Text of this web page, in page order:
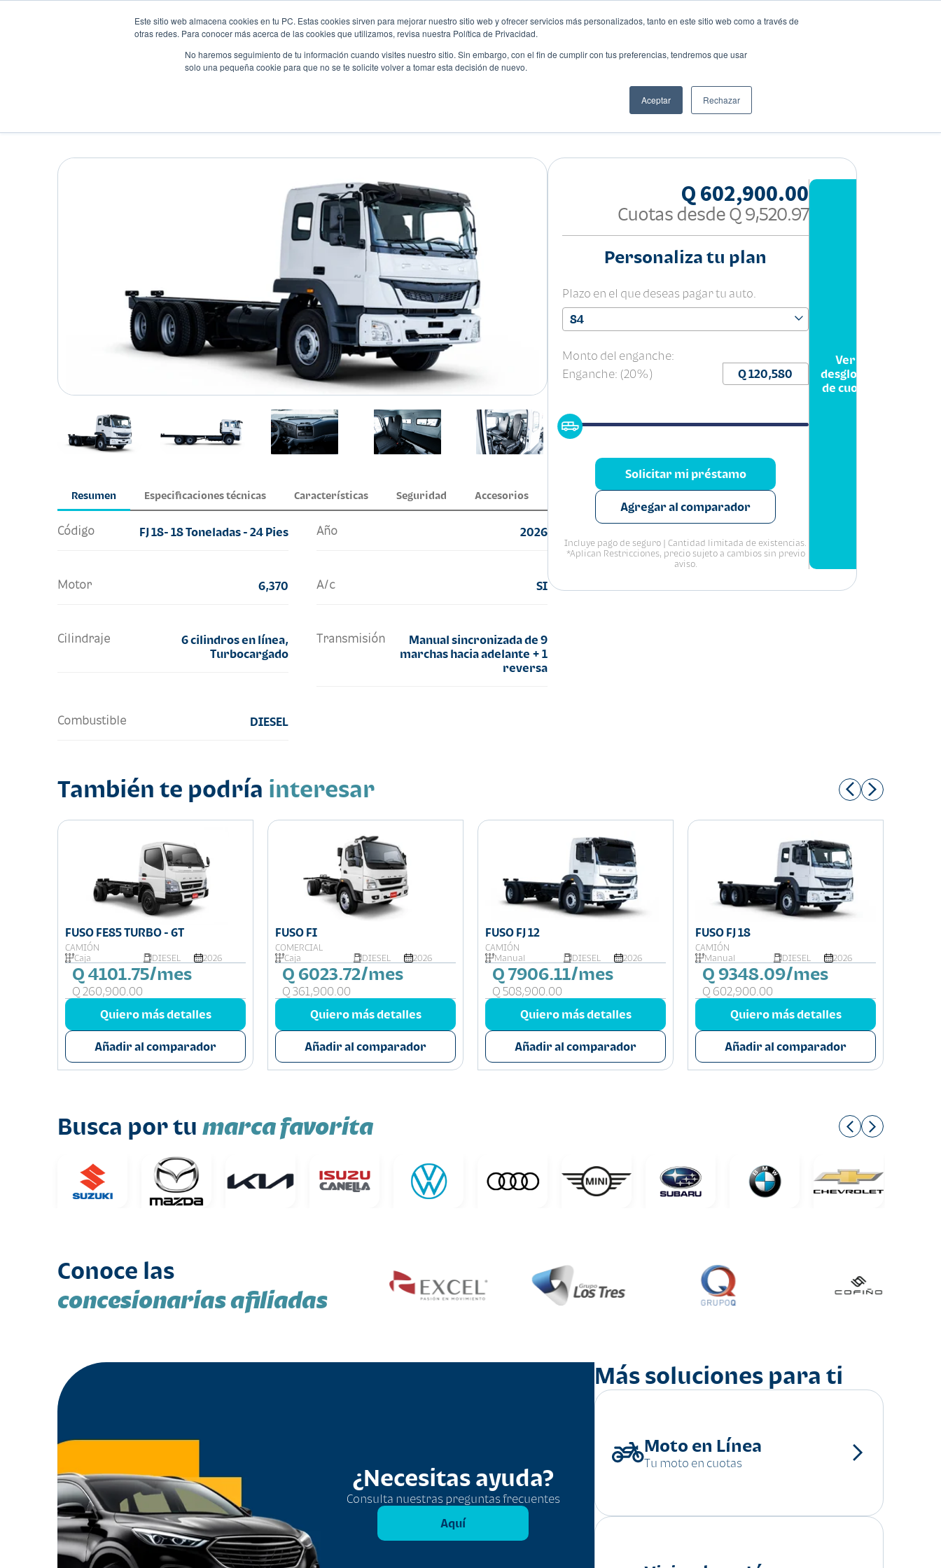
Este sitio web almacena cookies en tu PC. Estas cookies sirven para mejorar nuestro sitio web y ofrecer servicios más personalizados, tanto en este sitio web como a través de
otras redes. Para conocer más acerca de las cookies que utilizamos, revisa nuestra Política de Privacidad.
No haremos seguimiento de tu información cuando visites nuestro sitio. Sin embargo, con el fin de cumplir con tus preferencias, tendremos que usar
solo una pequeña cookie para que no se te solicite volver a tomar esta decisión de nuevo.
Aceptar Rechazar
Compartir:
Resumen Especificaciones técnicas Características Seguridad Accesorios
Código FJ 18- 18 Toneladas - 24 Pies Año 2026
Motor 6,370 A/c SI
Cilindraje
6 cilindros en línea,
Turbocargado
Transmisión
Manual sincronizada de 9
marchas hacia adelante + 1
reversa
Combustible DIESEL
Q 602,900.00
Cuotas desde Q 9,520.97
Personaliza tu plan
Plazo en el que deseas pagar tu auto.
84
Monto del enganche:
Enganche: (20%)
Solicitar mi préstamo
Agregar al comparador
Incluye pago de seguro | Cantidad limitada de existencias.
*Aplican Restricciones, precio sujeto a cambios sin previo
aviso.
Ver
desglose
de cuota
También te podría interesar
FUSO FE85 TURBO - 6T
CAMIÓN
Caja
DIESEL 2026
Q 4101.75/mes
Q 260,900.00
Quiero más detalles
Añadir al comparador
FUSO FI
COMERCIAL
Caja
DIESEL 2026
Q 6023.72/mes
Q 361,900.00
Quiero más detalles
Añadir al comparador
FUSO FJ 12
CAMIÓN
Manual
DIESEL 2026
Q 7906.11/mes
Q 508,900.00
Quiero más detalles
Añadir al comparador
FUSO FJ 18
CAMIÓN
Manual
DIESEL 2026
Q 9348.09/mes
Q 602,900.00
Quiero más detalles
Añadir al comparador
Busca por tu marca favorita
Conoce las
concesionarias afiliadas
¿Necesitas ayuda?
Consulta nuestras preguntas frecuentes
Aquí
Más soluciones para ti
Moto en Línea
Tu moto en cuotas